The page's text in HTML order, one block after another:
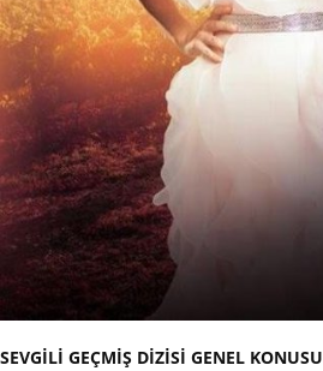
SEVGİLİ GEÇMİŞ DİZİSİ GENEL KONUSU